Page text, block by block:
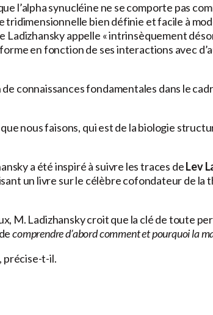
l’alpha synucléine ne se comporte pas
bien définie et facile à
appelle « intrinsèquement
en fonction de ses interactions avec
connaissances fondamentales dans le
nous faisons, qui est de la biologie
a été inspiré à suivre les traces deLev
un livre sur le célèbre cofondateur de la
M. Ladizhansky croit que la clé de toute
comprendre d’abord comment et pourquoi la
précise-t-il.